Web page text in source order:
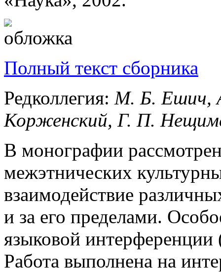
Полный текст сборника
Редколлегия: М. Б. Ешич,
Корженский, Г. П.
В монографии
межэтнических
взаимодействие
и за его пределами.
языковой интерференции
Работа выполнена на